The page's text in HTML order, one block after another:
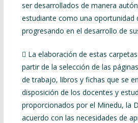
ser desarrollados de manera
estudiante como una oportunidad
progresando en el desarrollo de
 La elaboración de estas
partir de la selección de las
de trabajo, libros y fichas que se
disposición de los docentes y
proporcionados por el Minedu, la
acuerdo con las necesidades de